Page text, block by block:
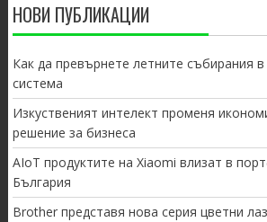
НОВИ ПУБЛИКАЦИИ
Как да превърнете летните събирания в
система
Изкуственият интелект променя
решение за бизнеса
AIoT продуктите на Xiaomi влизат в
България
Brother представя нова серия цветни